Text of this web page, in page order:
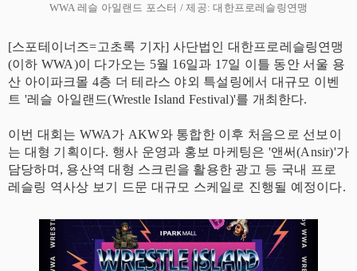
WWA 레슬 아일랜드 포스터 / 제공: 대한프로레슬링연맹
[스포테이너즈=고초록 기자] 사단법인 대한프로레슬링연맹
(이하 WWA)이 다가오는 5월 16일과 17일 이틀 동안 서울 용
산 아이파크몰 4층 더 테라스 야외 특설링에서 대규모 이벤
트 '레슬 아일랜드(Wrestle Island Festival)'를 개최한다.
​이번 대회는 WWA가 AKW와 통합한 이후 처음으로 선보이
는 대형 기획이다. 행사 운영과 홍보 마케팅은 '앤써(Ansir)'가
담당하며, 용산역 대형 스크린을 활용한 광고 등 국내 프로
레슬링 역사상 보기 드문 대규모 스케일로 진행될 예정이다.